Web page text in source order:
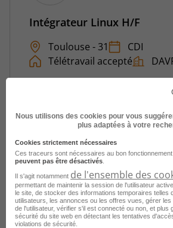
Intégrateur Linux H/F
Toulouse - 31
CDI
Télétravail accepté
Je postule
Nous utilisons des cookies pour vous
plus adaptées à votre
Cookies strictement nécessaires
Ces traceurs sont nécessaires au bon
peuvent pas être désactivés
Il s'agit notamment de l'ensemble des
permettant de maintenir la session de l'utilisateur
le site, de stocker des informations temporaires telles
utilisateurs, les annonces ou les offres vues, gérer
de l'utilisateur, vérifier s'il est connecté ou non, et plus
sécurité du site web en détectant les tentatives
violations de sécurité.